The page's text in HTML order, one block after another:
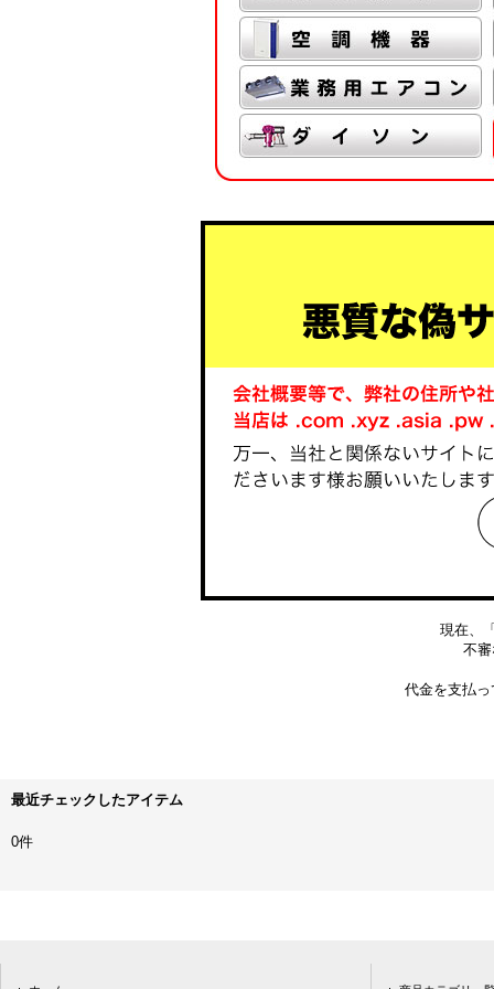
現在、
不
代金を支払
最近チェックしたアイテム
0件